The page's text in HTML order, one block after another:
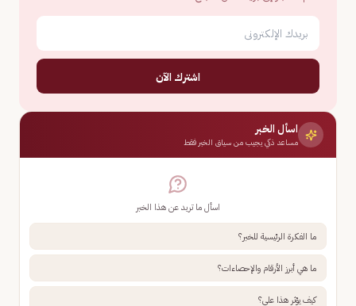
اشترك الآن
اسأل الخبر
مساعد ذكي يجيب من سياق الخبر فقط
اسأل ما تريد عن هذا الخبر
ما الفكرة الرئيسية للخبر؟
ما هي أبرز الأرقام والإحصاءات؟
كيف يؤثر هذا علي؟